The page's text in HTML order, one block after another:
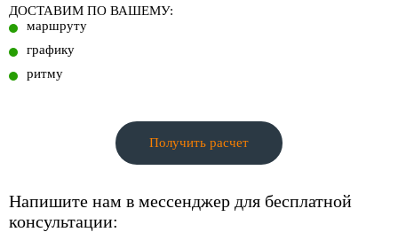
ДОСТАВИМ ПО ВАШЕМУ:
маршруту
графику
ритму
Получить расчет
Напишите нам в мессенджер для бесплатной
консультации: